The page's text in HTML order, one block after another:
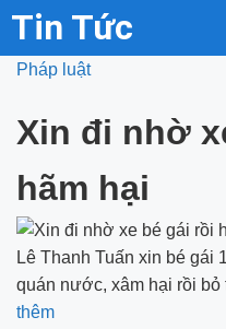
Tin Tức
Pháp luật
Xin đi nhờ
hãm hại
Lê Thanh Tuấn xin bé gái
quán nước, xâm hại rồi bỏ
thêm